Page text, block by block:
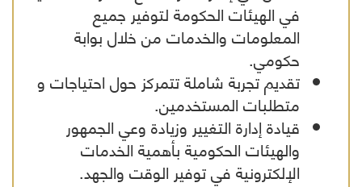
في الهيئات الحكومة لتوفير جميع
المعلومات والخدمات من خلال بوابة
حكومي.
تقديم تجربة شاملة تتمركز حول احتياجات و
متطلبات المستخدمين.
قيادة إدارة التغيير وزيادة وعي الجمهور
والهيئات الحكومية بأهمية الخدمات
الإلكترونية في توفير الوقت والجهد.